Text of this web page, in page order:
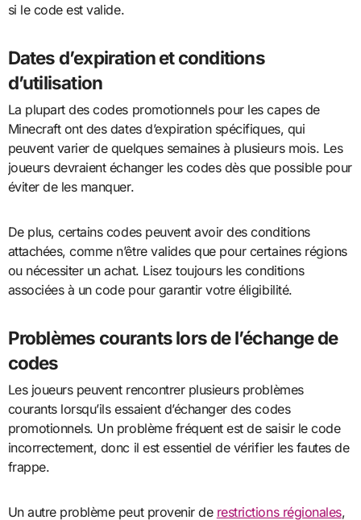
si le code est valide.
Dates d’expiration et conditions
d’utilisation
La plupart des codes promotionnels pour les capes de
Minecraft ont des dates d’expiration spécifiques, qui
peuvent varier de quelques semaines à plusieurs mois. Les
joueurs devraient échanger les codes dès que possible pour
éviter de les manquer.
De plus, certains codes peuvent avoir des conditions
attachées, comme n’être valides que pour certaines régions
ou nécessiter un achat. Lisez toujours les conditions
associées à un code pour garantir votre éligibilité.
Problèmes courants lors de l’échange de
codes
Les joueurs peuvent rencontrer plusieurs problèmes
courants lorsqu’ils essaient d’échanger des codes
promotionnels. Un problème fréquent est de saisir le code
incorrectement, donc il est essentiel de vérifier les fautes de
frappe.
Un autre problème peut provenir de restrictions régionales,